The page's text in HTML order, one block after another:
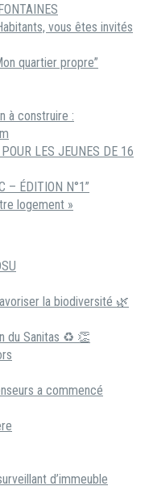
vous êtes invités
quartier propre”
à construire :
LES JEUNES DE 16
– ÉDITION N°1”
logement »
la biodiversité 🌿
du Sanitas ♻ 👏
a commencé
d’immeuble